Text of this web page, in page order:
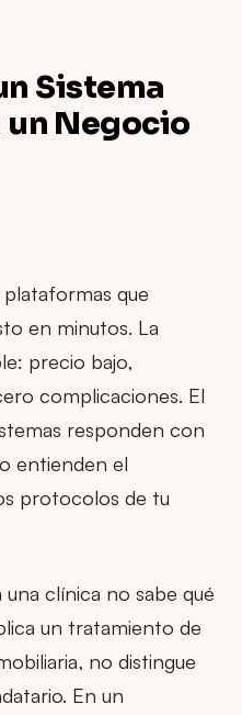
Sistema
un Negocio
que
en minutos. La
precio bajo,
complicaciones. El
responden con
entienden el
protocolos de tu
clínica no sabe qué
un tratamiento de
no distingue
En un